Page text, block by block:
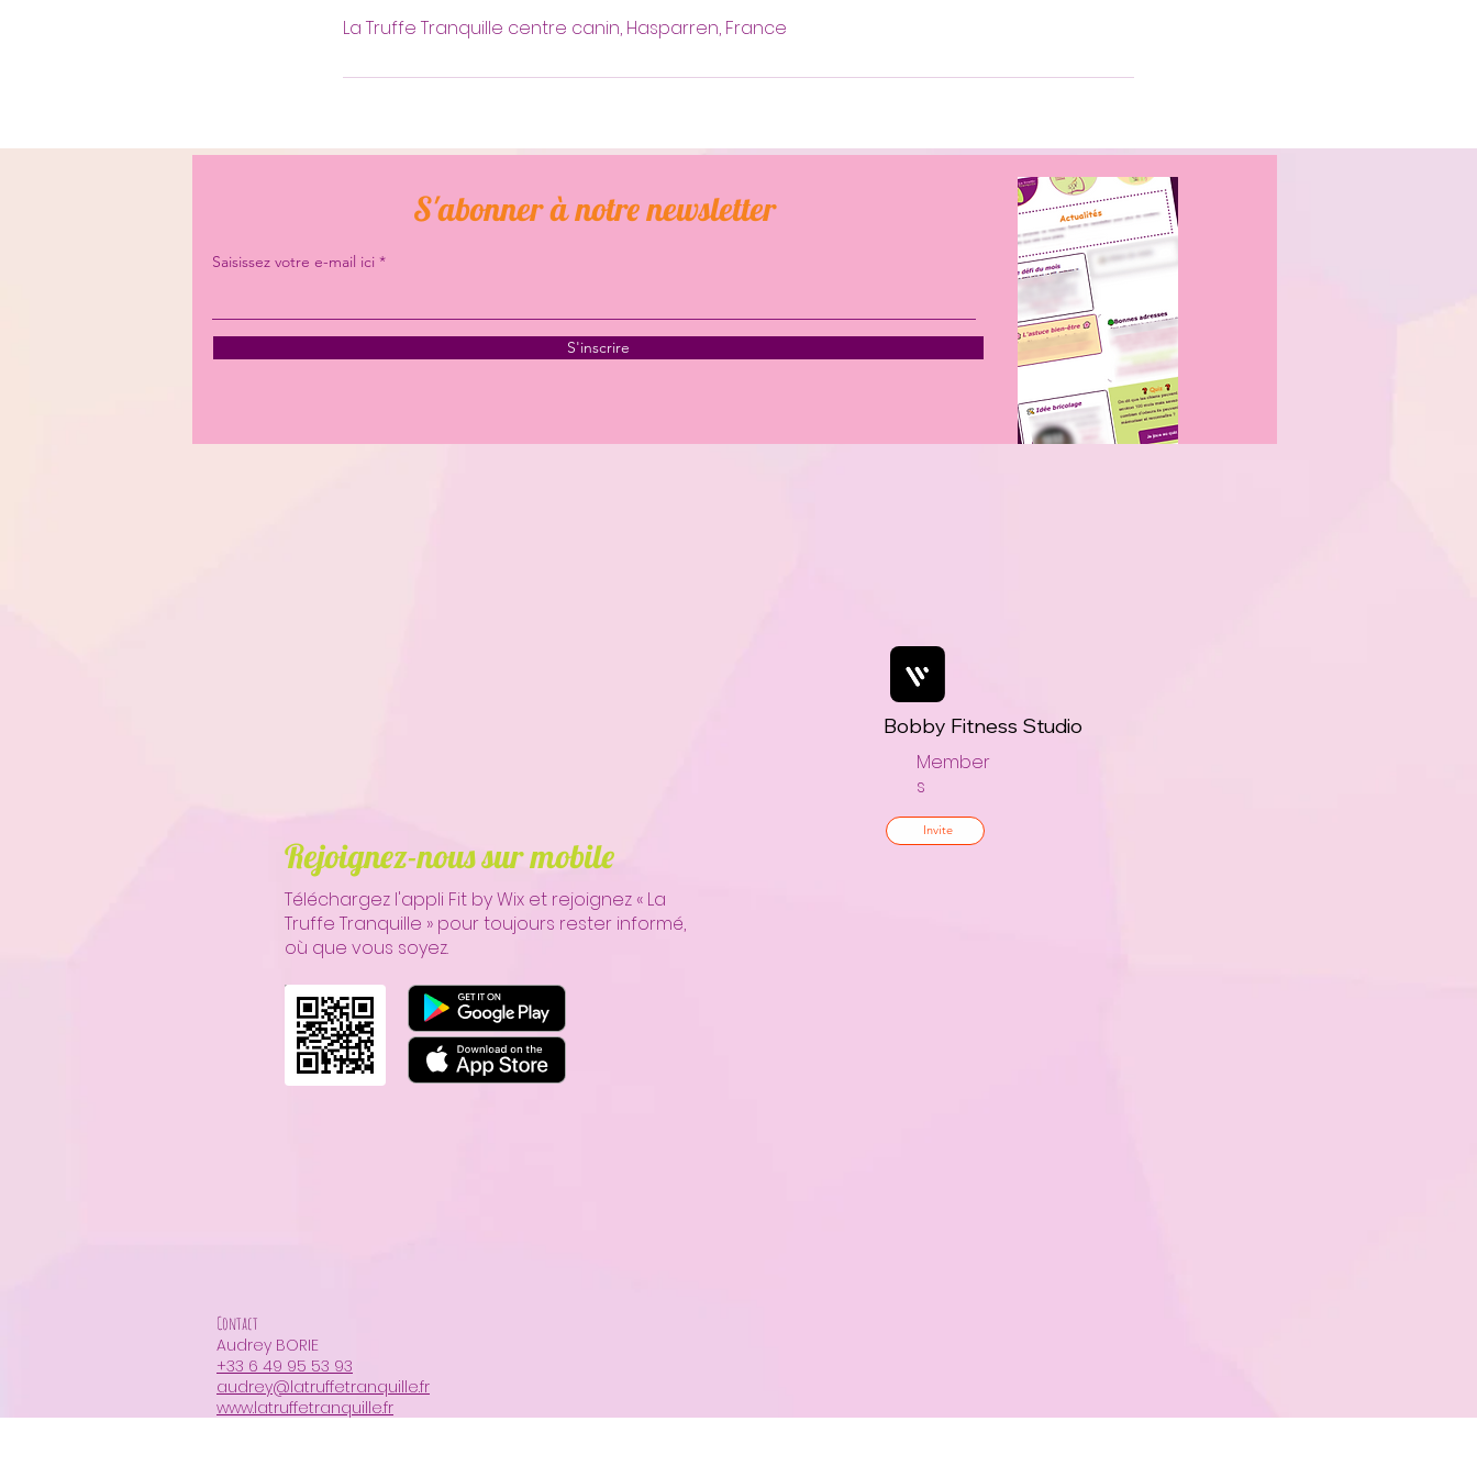
La Truffe Tranquille centre canin, Hasparren, France
S'abonner à notre newsletter
Saisissez votre e-mail ici
S'inscrire
Member
s
Invite
Bobby Fitness Studio
Rejoignez-nous sur mobile
Téléchargez l'appli Fit by Wix et rejoignez « La
Truffe Tranquille » pour toujours rester informé,
où que vous soyez.
Contact
Audrey BORIE
+33 6 49 95 53 93
audrey@latruffetranquille.fr
www.latruffetranquille.fr